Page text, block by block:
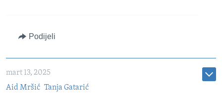
Podijeli
mart 13, 2025
Aid Mršić Tanja Gatarić